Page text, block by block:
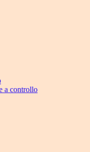
a controllo